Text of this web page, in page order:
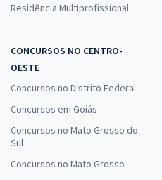
Residência Multiprofissional
CONCURSOS NO CENTRO-
OESTE
Concursos no Distrito Federal
Concursos em Goiás
Concursos no Mato Grosso do
Sul
Concursos no Mato Grosso